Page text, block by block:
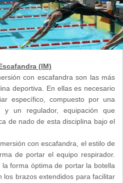
(IM)
con escafandra son las más
deportiva. En ellas es necesario
específico, compuesto por una
y un regulador, equipación que
de nado de esta disciplina bajo el
con escafandra, el estilo de
de portar el equipo respirador.
forma óptima de portar la botella
los brazos extendidos para facilitar